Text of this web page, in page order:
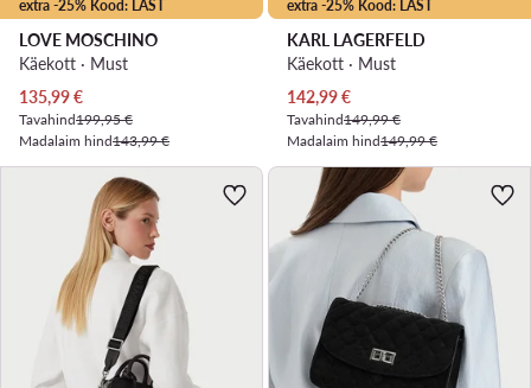
extra -25% Kood: LAST
LOVE MOSCHINO
Käekott · Must
Praegune hind
135,99€
Tavahind199,95 €
Madalaim hind143,99 €
extra -25% Kood: LAST
KARL LAGERFELD
Käekott · Must
Praegune hind
142,99€
Tavahind149,99 €
Madalaim hind149,99 €